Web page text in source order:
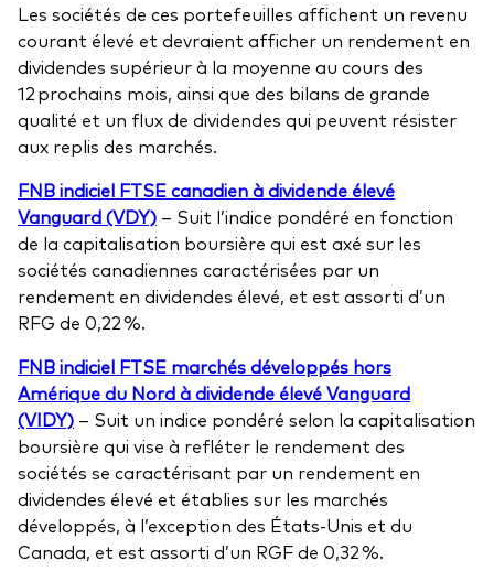
Les sociétés de ces portefeuilles affichent un revenu
courant élevé et devraient afficher un rendement en
dividendes supérieur à la moyenne au cours des
12 prochains mois, ainsi que des bilans de grande
qualité et un flux de dividendes qui peuvent résister
aux replis des marchés.
FNB indiciel FTSE canadien à dividende élevé
Vanguard (VDY) – Suit l’indice pondéré en fonction
de la capitalisation boursière qui est axé sur les
sociétés canadiennes caractérisées par un
rendement en dividendes élevé, et est assorti d’un
RFG de 0,22 %.
FNB indiciel FTSE marchés développés hors
Amérique du Nord à dividende élevé Vanguard
(VIDY) – Suit un indice pondéré selon la capitalisation
boursière qui vise à refléter le rendement des
sociétés se caractérisant par un rendement en
dividendes élevé et établies sur les marchés
développés, à l’exception des États-Unis et du
Canada, et est assorti d’un RGF de 0,32 %.